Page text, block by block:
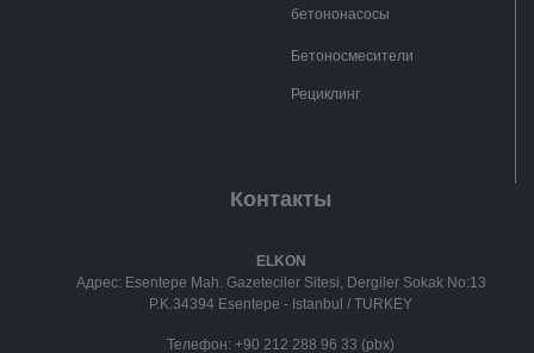
бетононасосы
Бетоносмесители
Рециклинг
Контакты
ELKON
Адрес: Esentepe Mah. Gazeteciler Sitesi, Dergiler Sokak No:13
P.K.34394 Esentepe - Istanbul / TURKEY
Телефон: +90 212 288 96 33 (pbx)